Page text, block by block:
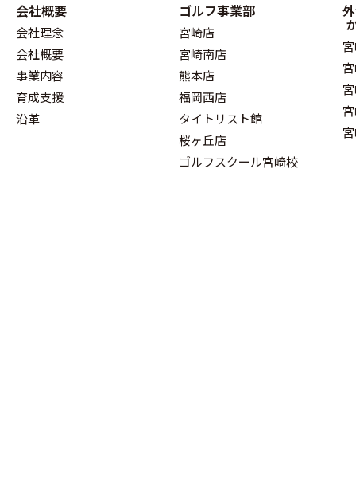
会社概要
会社理念
会社概要
事業内容
育成支援
沿革
ゴルフ事業部
宮崎店
宮崎南店
熊本店
福岡西店
タイトリスト館
桜ヶ丘店
ゴルフスクール宮崎校